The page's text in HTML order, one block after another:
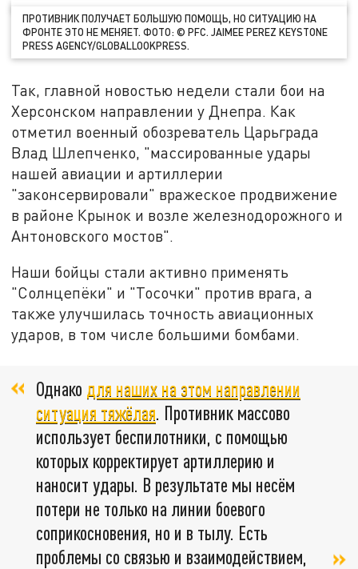
ПРОТИВНИК ПОЛУЧАЕТ БОЛЬШУЮ ПОМОЩЬ, НО СИТУАЦИЮ НА
ФРОНТЕ ЭТО НЕ МЕНЯЕТ. ФОТО: © PFC. JAIMEE PEREZ KEYSTONE
PRESS AGENCY/GLOBALLOOKPRESS.
Так, главной новостью недели стали бои на
Херсонском направлении у Днепра. Как
отметил военный обозреватель Царьграда
Влад Шлепченко, "массированные удары
нашей авиации и артиллерии
"законсервировали" вражеское продвижение
в районе Крынок и возле железнодорожного и
Антоновского мостов".
Наши бойцы стали активно применять
"Солнцепёки" и "Тосочки" против врага, а
также улучшилась точность авиационных
ударов, в том числе большими бомбами.
Однако для наших на этом направлении
ситуация тяжёлая. Противник массово
использует беспилотники, с помощью
которых корректирует артиллерию и
наносит удары. В результате мы несём
потери не только на линии боевого
соприкосновения, но и в тылу. Есть
проблемы со связью и взаимодействием,